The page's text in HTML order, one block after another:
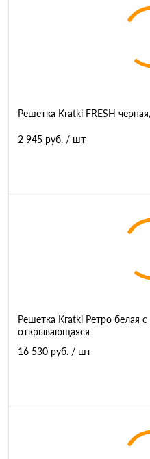
Решетка Kratki FRESH
2 945 руб. / шт
Решетка Kratki Ретро белая
открывающаяся
16 530 руб. / шт